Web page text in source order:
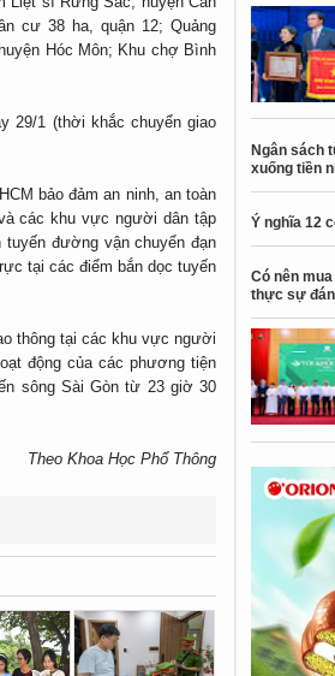
cư 38 ha, quận 12; Quảng
Hóc Môn; Khu chợ Bình
29/1 (thời khắc chuyển giao
bảo đảm an ninh, an toàn
các khu vực người dân tập
đường vận chuyển đạn
tại các điểm bắn dọc tuyến
thông tại các khu vực người
động của các phương tiện
sông Sài Gòn từ 23 giờ 30
Theo Khoa Học Phổ Thông
Ngân sách
xuống tiền
Ý nghĩa 12
Có nên
thực sự